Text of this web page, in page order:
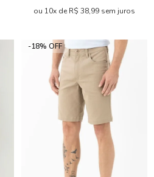
ou 10x de R$ 38,99 sem juros
-18% OFF